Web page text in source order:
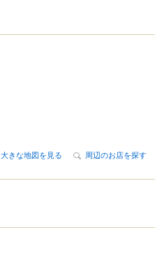
大きな地図を見る 周辺のお店を探す